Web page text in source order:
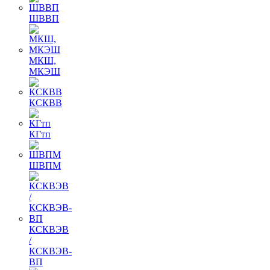
ШВВП
МКШ,
МКЭШ
КСКВВ
КГтп
ШВПМ
КСКВЭВ
/
КСКВЭВ-
ВП